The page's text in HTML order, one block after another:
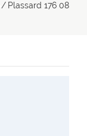
/ Plassard 176 08